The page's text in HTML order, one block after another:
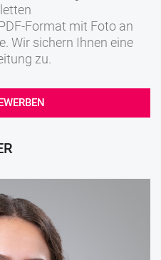
Format mit Foto an
Wir sichern Ihnen eine
zu.